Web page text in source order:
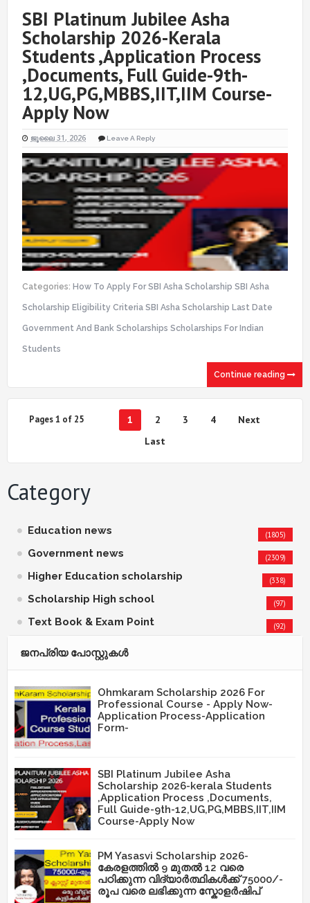
SBI Platinum Jubilee Asha
Scholarship 2026-Kerala
Students ,Application Process
,Documents, Full Guide-9th-
12,UG,PG,MBBS,IIT,IIM Course-
Apply Now
ജൂലൈ 31, 2026 Leave A Reply
Categories: How To Apply For SBI Asha Scholarship SBI Asha
Scholarship Eligibility Criteria SBI Asha Scholarship Last Date
Government And Bank Scholarships Scholarships For Indian
Students
Continue reading
Pages 1 of 25 1 2 3 4
Next
Last
Category
Education news (1805)
Government news (2309)
Higher Education scholarship (338)
Scholarship High school (97)
Text Book & Exam Point (92)
ജനപ്രിയ പോസ്റ്റുകള്‍‌
Ohmkaram Scholarship 2026 For
Professional Course - Apply Now-
Application Process-Application
Form-
SBI Platinum Jubilee Asha
Scholarship 2026-kerala Students
,Application Process ,Documents,
Full Guide-9th-12,UG,PG,MBBS,IIT,IIM
Course-Apply Now
PM Yasasvi Scholarship 2026-
കേരളത്തിൽ 9 മുതൽ 12 വരെ
പഠിക്കുന്ന വിദ്യാർത്ഥികൾക്ക് 75000/-
രൂപ വരെ ലഭിക്കുന്ന സ്കോളർഷിപ്